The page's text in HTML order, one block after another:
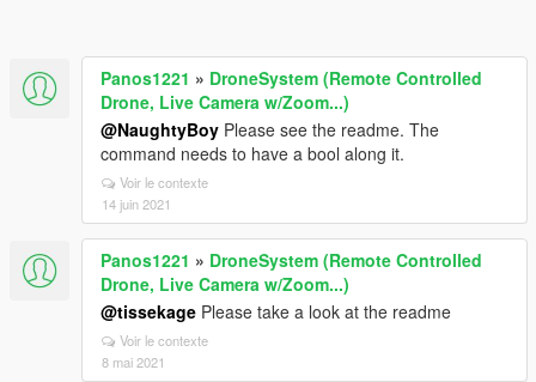
Panos1221 » DroneSystem (Remote Controlled
Drone, Live Camera w/Zoom...)
@NaughtyBoy Please see the readme. The
command needs to have a bool along it.
Voir le contexte
14 juin 2021
Panos1221 » DroneSystem (Remote Controlled
Drone, Live Camera w/Zoom...)
@tissekage Please take a look at the readme
Voir le contexte
8 mai 2021